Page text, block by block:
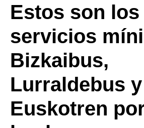
Estos son los
servicios
Bizkaibus,
Lurraldebus y
Euskotren